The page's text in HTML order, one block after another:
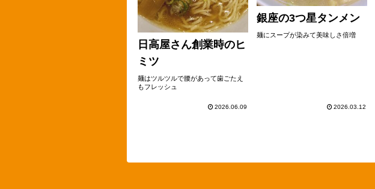
日高屋さん創業時のヒ
ミツ
麺はツルツルで腰があって歯ごたえ
もフレッシュ
2026.06.09
銀座の3つ星タンメン
麺にスープが染みて美味しさ倍増
2026.03.12